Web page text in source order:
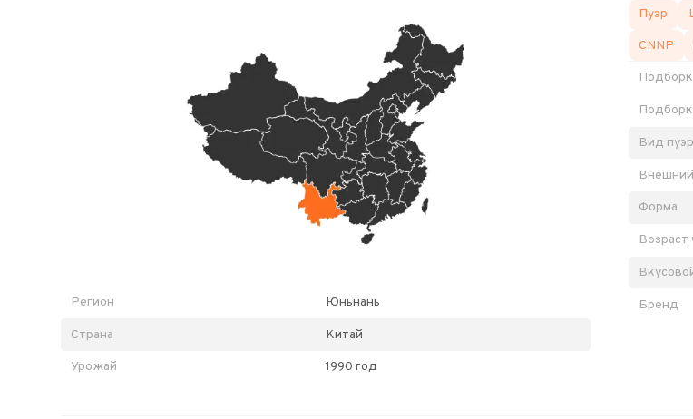
Регион Юньнань
Страна Китай
Урожай 1990 год
Пуэр
CNNP
Вид
Форма
Возраст
Бренд